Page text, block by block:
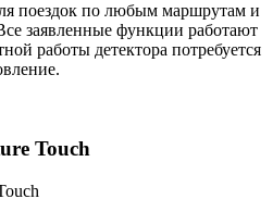
поездок по любым маршрутам и
заявленные функции работают
работы детектора потребуется
Touch